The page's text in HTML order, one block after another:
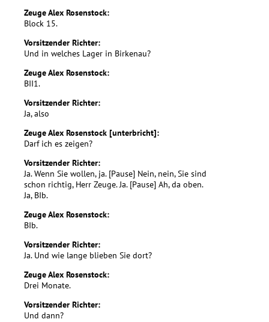
Zeuge Alex Rosenstock:
Block 15.
Vorsitzender Richter:
Und in welches Lager in Birkenau?
Zeuge Alex Rosenstock:
BII1.
Vorsitzender Richter:
Ja, also
Zeuge Alex Rosenstock [unterbricht]:
Darf ich es zeigen?
Vorsitzender Richter:
Ja. Wenn Sie wollen, ja. [Pause] Nein, nein, Sie sind
schon richtig, Herr Zeuge. Ja. [Pause] Ah, da oben.
Ja, BIb.
Zeuge Alex Rosenstock:
BIb.
Vorsitzender Richter:
Ja. Und wie lange blieben Sie dort?
Zeuge Alex Rosenstock:
Drei Monate.
Vorsitzender Richter:
Und dann?